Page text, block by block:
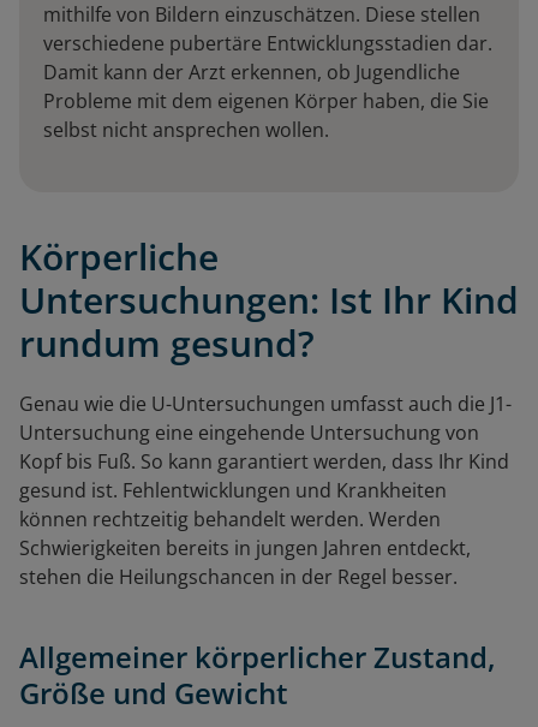
mithilfe von Bildern einzuschätzen. Diese stellen
verschiedene pubertäre Entwicklungsstadien dar.
Damit kann der Arzt erkennen, ob Jugendliche
Probleme mit dem eigenen Körper haben, die Sie
selbst nicht ansprechen wollen.
Körperliche
Untersuchungen: Ist Ihr Kind
rundum gesund?
Genau wie die U-Untersuchungen umfasst auch die J1-
Untersuchung eine eingehende Untersuchung von
Kopf bis Fuß. So kann garantiert werden, dass Ihr Kind
gesund ist. Fehlentwicklungen und Krankheiten
können rechtzeitig behandelt werden. Werden
Schwierigkeiten bereits in jungen Jahren entdeckt,
stehen die Heilungschancen in der Regel besser.
Allgemeiner körperlicher Zustand,
Größe und Gewicht